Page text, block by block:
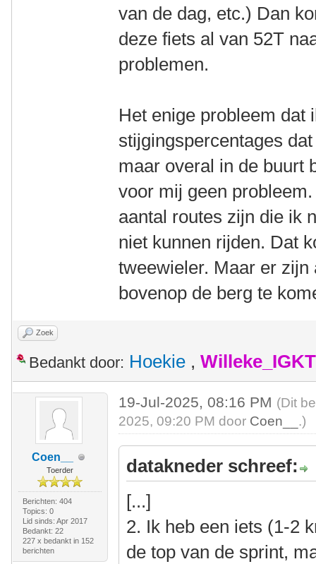
van de dag, etc.) Dan
deze fiets al van 52T
problemen.
Het enige probleem dat
stijgingspercentages
maar overal in de buurt
voor mij geen
aantal routes zijn die ik
niet kunnen rijden. Dat
tweewieler. Maar er
bovenop de berg te
Zoek
Bedankt door: Hoekie , Willeke_IGKT
Coen__
Toerder
Berichten: 404
Topics: 0
Lid sinds: Apr 2017
Bedankt: 22
227 x bedankt in 152
berichten
19-Jul-2025, 08:16 PM (Dit
2025, 09:20 PM door Coen__ .)
datakneder schreef:
[...]
2. Ik heb een iets (1-2
de top van de sprint,